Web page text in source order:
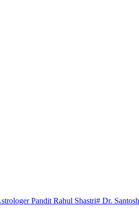
Pandit Rahul Shastri# Dr.